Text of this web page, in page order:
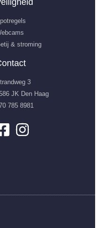
& stroming
3
JK Den Haag
785 8981